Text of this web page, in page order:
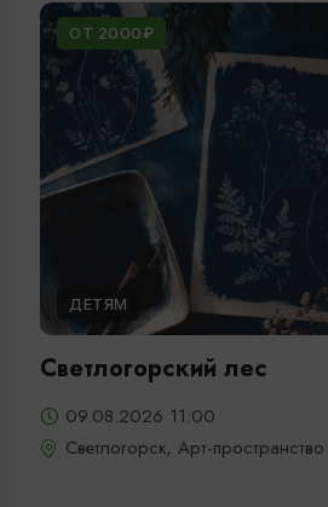
ОТ 2000₽
ДЕТЯМ
Светлогорский лес
09.08.2026 11:00
Светлогорск, Арт-